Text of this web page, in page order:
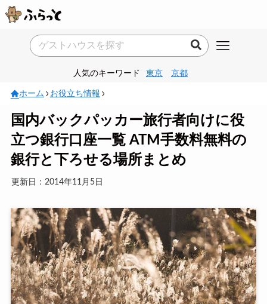
人気のキーワード 東京 京都
ホーム お役立ち情報
国内バックパッカー旅行者向けに役
立つ銀行口座一覧 ATM手数料無料の
銀行と下ろせる場所まとめ
更新日：2014年11月5日